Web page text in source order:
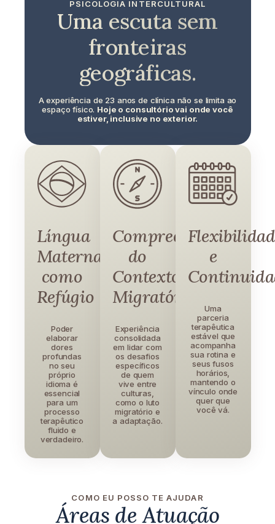
PSICOLOGIA INTERCULTURAL
Uma escuta sem
fronteiras
geográficas.
A experiência de 23 anos de clínica não se limita ao
espaço físico. Hoje o consultório vai onde você
estiver, inclusive no exterior.
Língua
Materna
como
Refúgio
Poder
elaborar
dores
profundas
no seu
próprio
idioma é
essencial
para um
processo
terapêutico
fluido e
verdadeiro.
Compreensão
do
Contexto
Migratório
Experiência
consolidada
em lidar com
os desafios
específicos
de quem
vive entre
culturas,
como o luto
migratório e
a adaptação.
e
Uma
parceria
terapêutica
estável que
acompanha
sua rotina e
seus fusos
horários,
mantendo o
vínculo onde
quer que
você vá.
COMO EU POSSO TE AJUDAR
Áreas de Atuação